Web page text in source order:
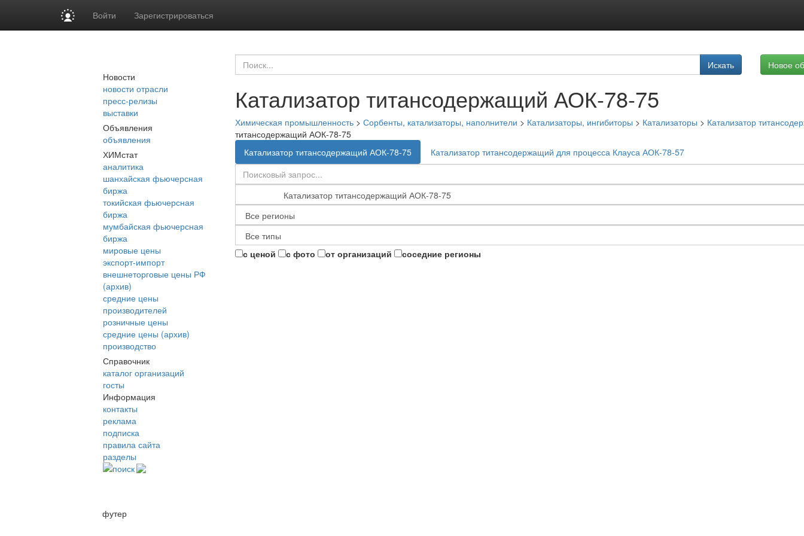
Войти Зарегистрироваться
Новости
новости отрасли
пресс-релизы
выставки
Объявления
объявления
ХИМстат
аналитика
шанхайская фьючерсная
биржа
токийская фьючерсная
биржа
мумбайская фьючерсная
биржа
мировые цены
экспорт-импорт
внешнеторговые цены РФ
(архив)
средние цены
производителей
розничные цены
средние цены (архив)
производство
Справочник
каталог организаций
госты
Информация
контакты
реклама
подписка
правила сайта
разделы
поиск
Искать Новое
Катализатор титансодержащий АОК-78-75
Химическая промышленность > Сорбенты, катализаторы, наполнители > Катализаторы, ингибиторы > Катализаторы > Катализатор
титансодержащий АОК-78-75
Катализатор титансодержащий АОК-78-75
Катализатор титансодержащий для процесса Клауса АОК-78-57
с ценой с фото от организаций соседние регионы
футер